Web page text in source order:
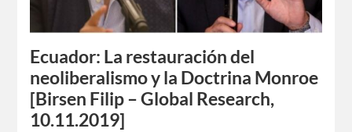
Ecuador: La restauración del
neoliberalismo y la Doctrina Monroe
[Birsen Filip – Global Research,
10.11.2019]